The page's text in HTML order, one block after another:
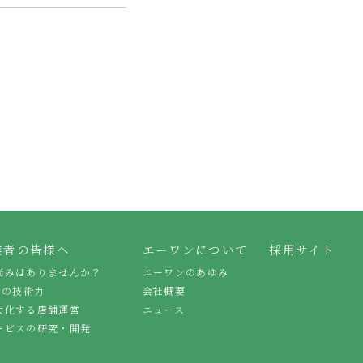
の皆様へ
みはありませんか？
技術力
化する店舗運営
ビスの研究・開発
エーワンについて
エーワンのあゆみ
会社概要
ニュース
採用サイト